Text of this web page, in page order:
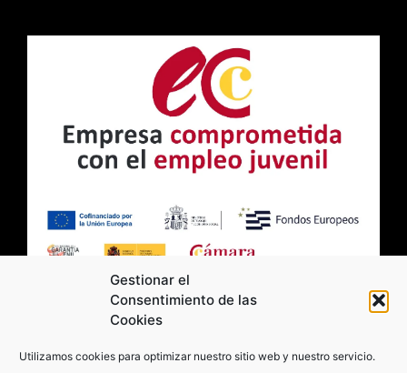
Gestionar el
Consentimiento de las
Cookies
Utilizamos cookies para optimizar nuestro sitio web y nuestro servicio.
2026 Moviltick technologies. Todos los